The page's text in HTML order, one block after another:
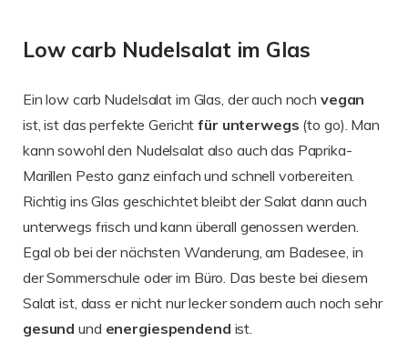
Low carb Nudelsalat im Glas
Ein low carb Nudelsalat im Glas, der auch noch vegan
ist, ist das perfekte Gerichtfür unterwegs (to go). Man
kann sowohl den Nudelsalat also auch das Paprika-
Marillen Pesto ganz einfach und schnell vorbereiten.
Richtig ins Glas geschichtet bleibt der Salat dann auch
unterwegs frisch und kann überall genossen werden.
Egal ob bei der nächsten Wanderung, am Badesee, in
der Sommerschule oder im Büro. Das beste bei diesem
Salat ist, dass er nicht nur lecker sondern auch noch sehr
gesund und energiespendend ist.